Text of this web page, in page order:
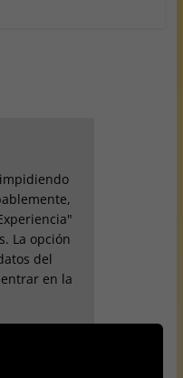
La opción
del
en la